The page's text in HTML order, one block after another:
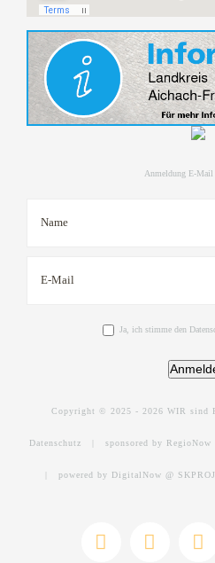
Anmeldung E-Mail
Ja, ich stimme den
Copyright © 2025 - 2026 WIR
Datenschutz sponsored by
powered by DigitalNow @
E-